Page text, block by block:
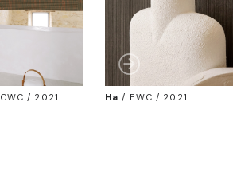
CWC / 2021 Ha / EWC / 2021